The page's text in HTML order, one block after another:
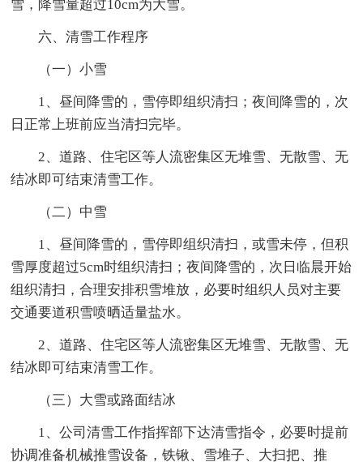
雪，降雪量超过10cm为大雪。
六、清雪工作程序
（一）小雪
1、昼间降雪的，雪停即组织清扫；夜间降雪的，次
日正常上班前应当清扫完毕。
2、道路、住宅区等人流密集区无堆雪、无散雪、无
结冰即可结束清雪工作。
（二）中雪
1、昼间降雪的，雪停即组织清扫，或雪未停，但积
雪厚度超过5cm时组织清扫；夜间降雪的，次日临晨开始
组织清扫，合理安排积雪堆放，必要时组织人员对主要
交通要道积雪喷晒适量盐水。
2、道路、住宅区等人流密集区无堆雪、无散雪、无
结冰即可结束清雪工作。
（三）大雪或路面结冰
1、公司清雪工作指挥部下达清雪指令，必要时提前
协调准备机械推雪设备，铁锹、雪堆子、大扫把、推